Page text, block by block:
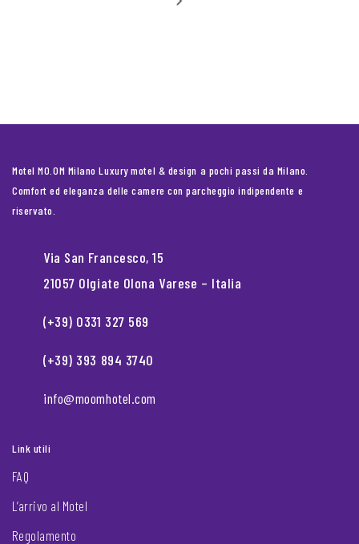
Motel MO.OM Milano Luxury motel & design a pochi passi da Milano.
Comfort ed eleganza delle camere con parcheggio indipendente e
riservato.
Via San Francesco, 15
21057 Olgiate Olona Varese – Italia
(+39) 0331 327 569
(+39) 393 894 3740
info@moomhotel.com
Link utili
FAQ
L’arrivo al Motel
Regolamento